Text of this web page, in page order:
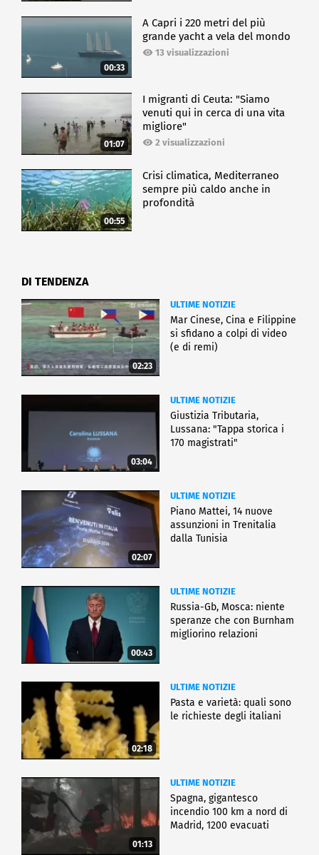
00:33
A Capri i 220 metri del più
grande yacht a vela del mondo
13 visualizzazioni
01:07
I migranti di Ceuta: "Siamo
venuti qui in cerca di una vita
migliore"
2 visualizzazioni
00:55
Crisi climatica, Mediterraneo
sempre più caldo anche in
profondità
DI TENDENZA
02:23
ULTIME NOTIZIE
Mar Cinese, Cina e Filippine
si sfidano a colpi di video
(e di remi)
03:04
ULTIME NOTIZIE
Giustizia Tributaria,
Lussana: "Tappa storica i
170 magistrati"
02:07
ULTIME NOTIZIE
Piano Mattei, 14 nuove
assunzioni in Trenitalia
dalla Tunisia
00:43
ULTIME NOTIZIE
Russia-Gb, Mosca: niente
speranze che con Burnham
migliorino relazioni
02:18
ULTIME NOTIZIE
Pasta e varietà: quali sono
le richieste degli italiani
01:13
ULTIME NOTIZIE
Spagna, gigantesco
incendio 100 km a nord di
Madrid, 1200 evacuati